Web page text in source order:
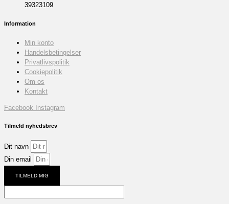
39323109
Information
Min konto
Handelsbetingelser
Privatlivspolitik
Cookiepolitik
Om os
Kontakt
Facebook Instagram
Tilmeld nyhedsbrev
Dit navn
Din email
TILMELD MIG